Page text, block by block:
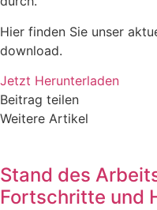
Hier finden Sie unser
download.
Jetzt Herunterladen
Beitrag teilen
Weitere Artikel
Stand des
Fortschritte und